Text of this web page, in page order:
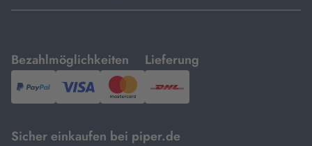
Bezahlmöglichkeiten
mit
PayPal,Visa
und
Lieferung
mit
DHL.
Sicher einkaufen bei piper.de